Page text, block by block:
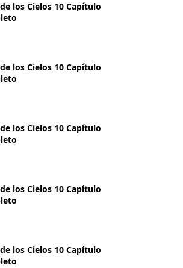
los Cielos 10 Capítulo
los Cielos 10 Capítulo
los Cielos 10 Capítulo
los Cielos 10 Capítulo
los Cielos 10 Capítulo